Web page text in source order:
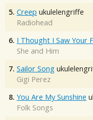
5. Creep ukulelengriffe
Radiohead
6. I Thought I Saw Your
She and Him
7. Sailor Song
Gigi Perez
8. You Are My Sunshine
Folk Songs